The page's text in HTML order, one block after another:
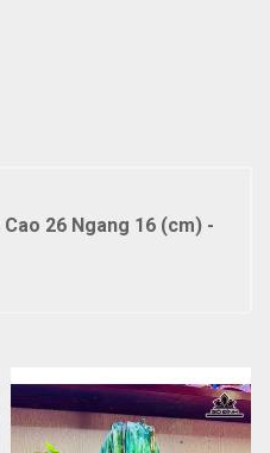
26 Ngang 16 (cm) -